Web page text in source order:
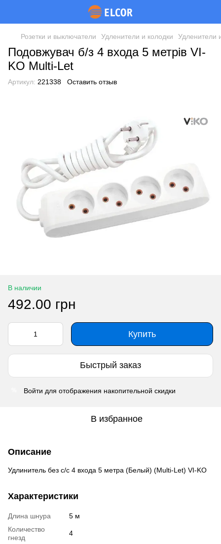
Розетки и выключатели Удленители и колодки Удленители
Подовжувач б/з 4 входа 5 метрів VI-
KO Multi-Let
Артикул: 221338 Оставить отзыв
В наличии
492.00 грн
Купить
Быстрый заказ
Войти для отображения накопительной скидки
В избранное
Описание
Удлинитель без с/с 4 входа 5 метра (Белый) (Multi-Let) VI-KO
Характеристики
Длина шнура
5 м
Количество
гнезд
4